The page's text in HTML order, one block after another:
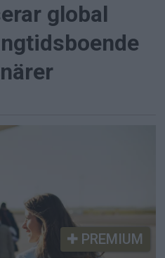
global
PREMIUM